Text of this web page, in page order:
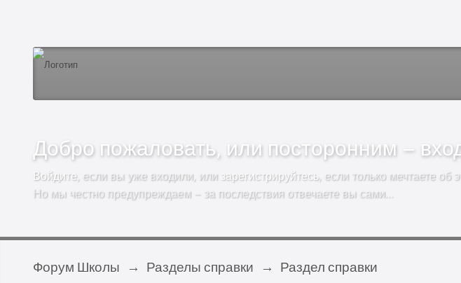
Добро пожаловать, или посторонним –
Войдите, если вы уже входили, или зарегистрируйтесь, если только мечтаете об
Но мы честно предупреждаем – за последствия отвечаете вы сами…
Форум Школы → Разделы справки → Раздел справки